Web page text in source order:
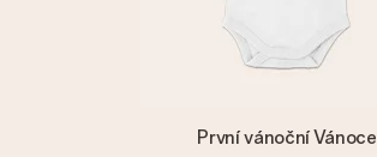
První vánoční Vánoce